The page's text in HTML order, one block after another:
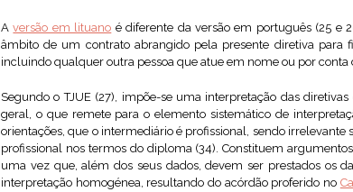
Aversão em lituano é diferente da versão em português (25 e
âmbito de um contrato abrangido pela presente diretiva para
incluindo qualquer outra pessoa que atue em nome ou por conta
Segundo o TJUE (27), impõe-se uma interpretação das
geral, o que remete para o elemento sistemático de
orientações, que o intermediário é profissional, sendo
profissional nos termos do diploma (34). Constituem
uma vez que, além dos seus dados, devem ser prestados os
interpretação homogénea, resultando do acórdão proferido no